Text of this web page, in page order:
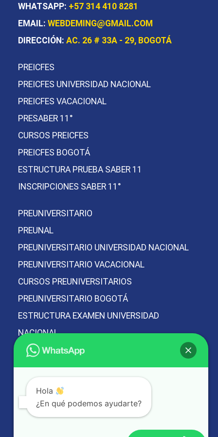
WHATSAPP: +57 314 410 8281
EMAIL: WEBDEMING@GMAIL.COM
DIRECCIÓN: AC. 26 # 33A - 29, BOGOTÁ
PREICFES
PREICFES UNIVERSIDAD NACIONAL
PREICFES VACACIONAL
PRESABER 11°
CURSOS PREICFES
PREICFES BOGOTÁ
ESTRUCTURA PRUEBA SABER 11
INSCRIPCIONES SABER 11°
PREUNIVERSITARIO
PREUNAL
PREUNIVERSITARIO UNIVERSIDAD NACIONAL
PREUNIVERSITARIO VACACIONAL
CURSOS PREUNIVERSITARIOS
PREUNIVERSITARIO BOGOTÁ
ESTRUCTURA EXAMEN UNIVERSIDAD
NACIONAL
PREICFES Y PREUNIVERSITARIO
PREUNAL MÁS PREICFES
PREICFES Y PREUNIVERSITARIO VACACIONAL
MEJOR PREICFES DE BOGOTÁ
MEJOR PREUNIVERSITARIO DE BOGOTÁ
Hola
¿En qué podemos ayudarte?